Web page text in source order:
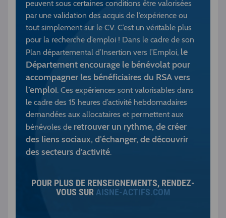
peuvent sous certaines conditions être valorisées
par une validation des acquis de l’expérience ou
tout simplement sur le CV. C’est un véritable plus
pour la recherche d’emploi ! Dans le cadre de son
Plan départemental d’Insertion vers l’Emploi, le
Département encourage le bénévolat pour
accompagner les bénéficiaires du RSA vers
l’emploi. Ces expériences sont valorisables dans
le cadre des 15 heures d’activité hebdomadaires
demandées aux allocataires et permettent aux
bénévoles de retrouver un rythme, de créer
des liens sociaux, d’échanger, de découvrir
des secteurs d’activité.
POUR PLUS DE RENSEIGNEMENTS, RENDEZ-
VOUS SURAISNE-ACTIFS.COM